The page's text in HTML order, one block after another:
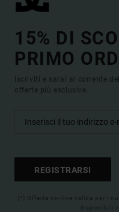
15% DI
PRIMO
Iscriviti e sarai al corrente
offerte più esclusive.
REGISTRARSI
(*) Offerta on-line valida per i
disponibili